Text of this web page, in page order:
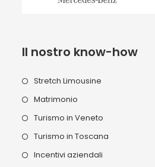
Il nostro know-how
Stretch Limousine
Matrimonio
Turismo in Veneto
Turismo in Toscana
Incentivi aziendali